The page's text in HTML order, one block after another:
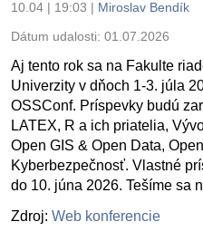
10.04 | 19:03 | Miroslav Bendík
Dátum udalosti: 01.07.2026
Aj tento rok sa na Fakulte
Univerzity v dňoch 1-3. júla
OSSConf. Príspevky budú
LATEX, R a ich priatelia,
Open GIS & Open Data,
Kyberbezpečnosť. Vlastné
do 10. júna 2026. Tešíme sa
Zdroj: Web konferencie